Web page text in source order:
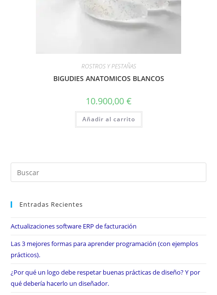
ROSTROS Y PESTAÑAS
BIGUDIES ANATOMICOS BLANCOS
10.900,00 €
Añadir al carrito
Entradas Recientes
Actualizaciones software ERP de facturación
Las 3 mejores formas para aprender programación (con ejemplos
prácticos).
¿Por qué un logo debe respetar buenas prácticas de diseño? Y por
qué debería hacerlo un diseñador.